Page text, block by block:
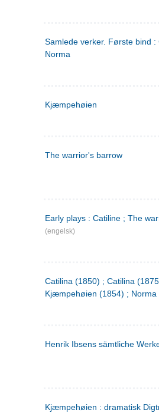
Samlede verker. Første bind :
Norma
Kjæmpehøien
The warrior's barrow
Early plays : Catiline ; The
(engelsk)
Catilina (1850) ; Catilina
Kjæmpehøien (1854) ; Norma
Henrik Ibsens sämtliche
Kjæmpehøien : dramatisk